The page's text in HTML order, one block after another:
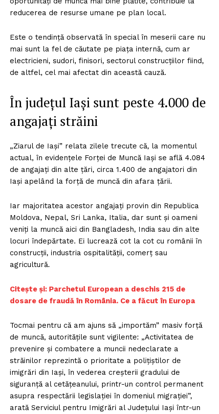
reducerea de resurse umane pe plan local.
Este o tendinţă observată în special în meserii care nu
mai sunt la fel de căutate pe piaţa internă, cum ar
electricieni, sudori, finisori, sectorul construcţiilor fiind,
de altfel, cel mai afectat din această cauză.
În judeţul Iaşi sunt peste 4.000 de
angajaţi străini
„Ziarul de Iaşi” relata zilele trecute că, la momentul
actual, în evidenţele Forţei de Muncă Iaşi se află 4.084
de angajaţi din alte ţări, circa 1.400 de angajatori din
Iaşi apelând la forţă de muncă din afara ţării.
Iar majoritatea acestor angajaţi provin din Republica
Moldova, Nepal, Sri Lanka, Italia, dar sunt şi oameni
veniţi la muncă aici din Bangladesh, India sau din alte
locuri îndepărtate. Ei lucrează cot la cot cu românii în
construcţii, industria ospitalităţii, comerţ sau
agricultură.
Citește și: Parchetul European a deschis 215 de
dosare de fraudă în România. Ce a făcut în Europa
Tocmai pentru că am ajuns să „importăm” masiv forţă
de muncă, autorităţile sunt vigilente: „Activitatea de
prevenire şi combatere a muncii nedeclarate a
străinilor reprezintă o prioritate a poliţiştilor de
imigrări din Iaşi, în vederea creşterii gradului de
siguranţă al cetăţeanului, printr-un control permanent
asupra respectării legislaţiei în domeniul migraţiei”,
arată Serviciul pentru Imigrări al Judeţului Iaşi într-un